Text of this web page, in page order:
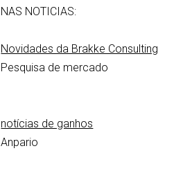
NAS NOTICIAS:
Novidades da Brakke Consulting
Pesquisa de mercado
notícias de ganhos
Anpario